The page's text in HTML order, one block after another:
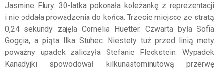
Jasmine Flury. 30-latka pokonała koleżankę z reprezentacji
i nie oddała prowadzenia do końca. Trzecie miejsce ze stratą
0,24 sekundy zajęła Cornelia Huetter. Czwarta była Sofia
Goggia, a piąta Ilka Stuhec. Niestety tuż przed linią mety
poważny upadek zaliczyła Stefanie Fleckstein. Wypadek
Kanadyjki spowodował kilkunastominutową przerwę